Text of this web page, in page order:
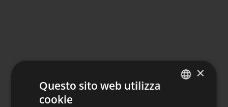
×
Questo sito web utilizza
cookie